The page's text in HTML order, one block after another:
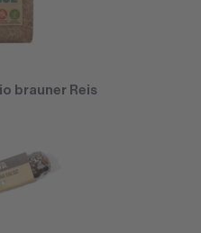
brauner Reis